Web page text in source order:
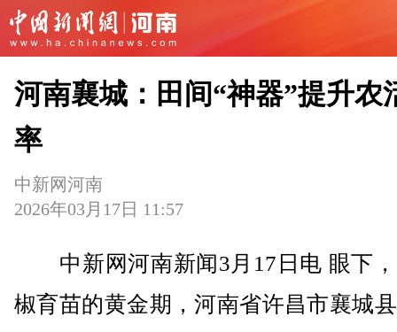
河南襄城：田间“神器”提升农
率
中新网河南
2026年03月17日 11:57
中新网河南新闻3月17日电 眼下，
椒育苗的黄金期，河南省许昌市襄城